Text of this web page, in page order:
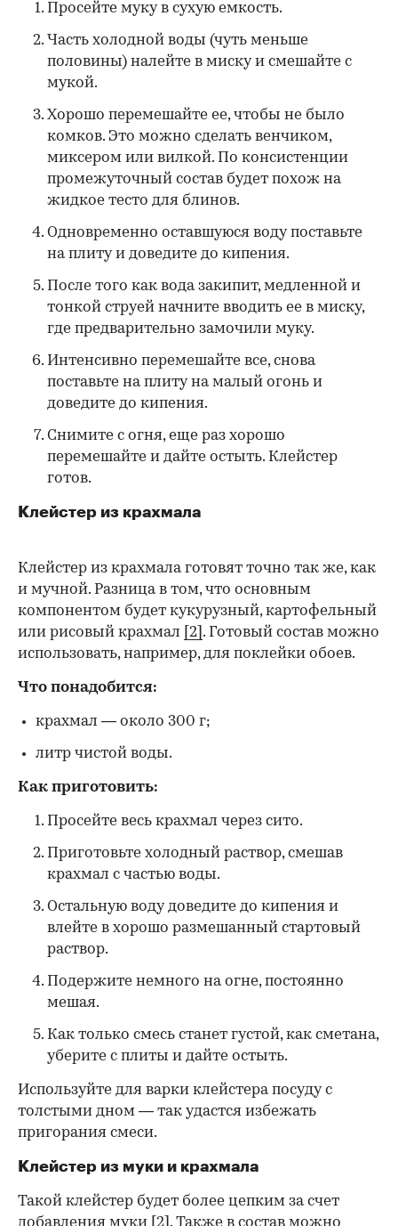
Просейте муку в сухую емкость.
Часть холодной воды (чуть меньше
половины) налейте в миску и смешайте с
мукой.
Хорошо перемешайте ее, чтобы не было
комков. Это можно сделать венчиком,
миксером или вилкой. По консистенции
промежуточный состав будет похож на
жидкое тесто для блинов.
Одновременно оставшуюся воду поставьте
на плиту и доведите до кипения.
После того как вода закипит, медленной и
тонкой струей начните вводить ее в миску,
где предварительно замочили муку.
Интенсивно перемешайте все, снова
поставьте на плиту на малый огонь и
доведите до кипения.
Снимите с огня, еще раз хорошо
перемешайте и дайте остыть. Клейстер
готов.
Клейстер из крахмала
Клейстер из крахмала готовят точно так же, как
и мучной. Разница в том, что основным
компонентом будет кукурузный, картофельный
или рисовый крахмал
[2] . Готовый состав можно
использовать, например, для поклейки обоев.
Что понадобится:
крахмал — около 300 г;
литр чистой воды.
Как приготовить:
Просейте весь крахмал через сито.
Приготовьте холодный раствор, смешав
крахмал с частью воды.
Остальную воду доведите до кипения и
влейте в хорошо размешанный стартовый
раствор.
Подержите немного на огне, постоянно
мешая.
Как только смесь станет густой, как сметана,
уберите с плиты и дайте остыть.
Используйте для варки клейстера посуду с
толстыми дном — так удастся избежать
пригорания смеси.
Клейстер из муки и крахмала
Такой клейстер будет более цепким за счет